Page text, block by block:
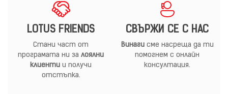
LOTUS FRIENDS
Стани част от
програмата ни за лоялни
клиенти и получи
отстъпка.
СВЪРЖИ СЕ С НАС
Винагисме насреща да ти
помогнем с онлайн
консултация.